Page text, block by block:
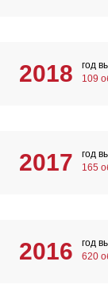
2018
год
109
2017
год
165
2016
год
620